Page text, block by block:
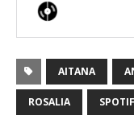
AITANA
ROSALIA